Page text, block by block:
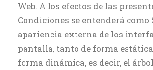
Web. A los efectos de las
Condiciones se entenderá como
apariencia externa de los
pantalla, tanto de forma
forma dinámica, es decir, el